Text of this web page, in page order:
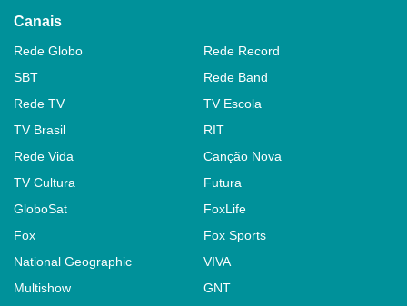
Canais
Rede Globo
Rede Record
SBT
Rede Band
Rede TV
TV Escola
TV Brasil
RIT
Rede Vida
Canção Nova
TV Cultura
Futura
GloboSat
FoxLife
Fox
Fox Sports
National Geographic
VIVA
Multishow
GNT